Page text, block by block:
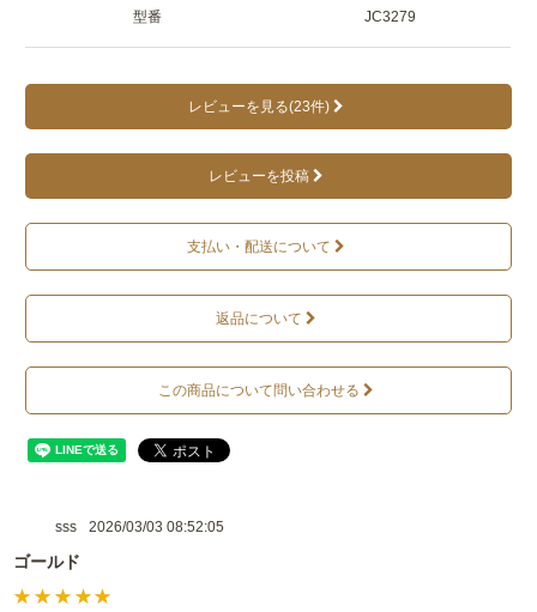
型番 JC3279
レビューを見る(23件)
レビューを投稿
支払い・配送について
返品について
この商品について問い合わせる
sss 2026/03/03 08:52:05
ゴールド